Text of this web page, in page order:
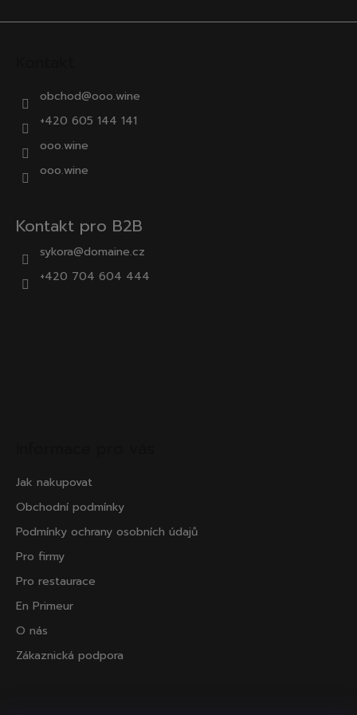
obchod@ooo.wine
+420 605 144 141
ooo.wine
ooo.wine
Kontakt pro B2B
sykora@domaine.cz
+420 704 604 444
Jak nakupovat
Obchodní podmínky
Podmínky ochrany osobních údajů
Pro firmy
Pro restaurace
En Primeur
O nás
Zákaznická podpora